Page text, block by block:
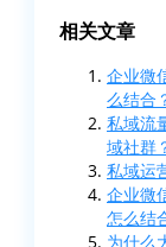
相关文章
企业微
么结合
私域流
域社群
私域运
企业微
怎么结
为什么